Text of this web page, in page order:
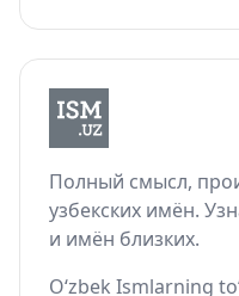
Полный смысл,
узбекских имён.
и имён близких.
O‘zbek Ismlarning